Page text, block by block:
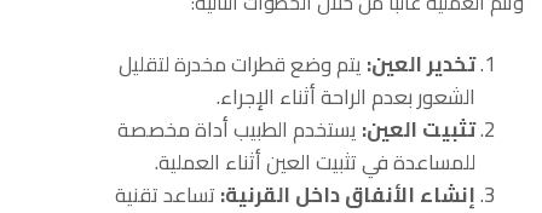
تخدير العين:يتم وضع قطرات مخدرة لتقليل
الشعور بعدم الراحة أثناء الإجراء.
تثبيت العين:يستخدم الطبيب أداة مخصصة
للمساعدة في تثبيت العين أثناء العملية.
إنشاء الأنفاق داخل القرنية:تساعد تقنية